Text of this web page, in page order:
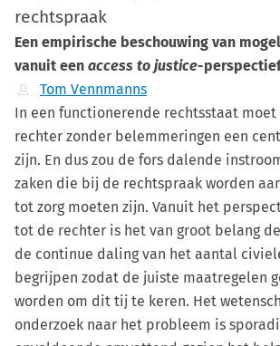
rechtspraak
Een empirische beschouwing van
vanuit een access to justice-
Tom Vennmanns
In een functionerende rechtsstaat
rechter zonder belemmeringen een
zijn. En dus zou de fors dalende
zaken die bij de rechtspraak worden
tot zorg moeten zijn. Vanuit het
tot de rechter is het van groot belang
de continue daling van het aantal
begrijpen zodat de juiste maatregelen
worden om dit tij te keren. Het
onderzoek naar het probleem is